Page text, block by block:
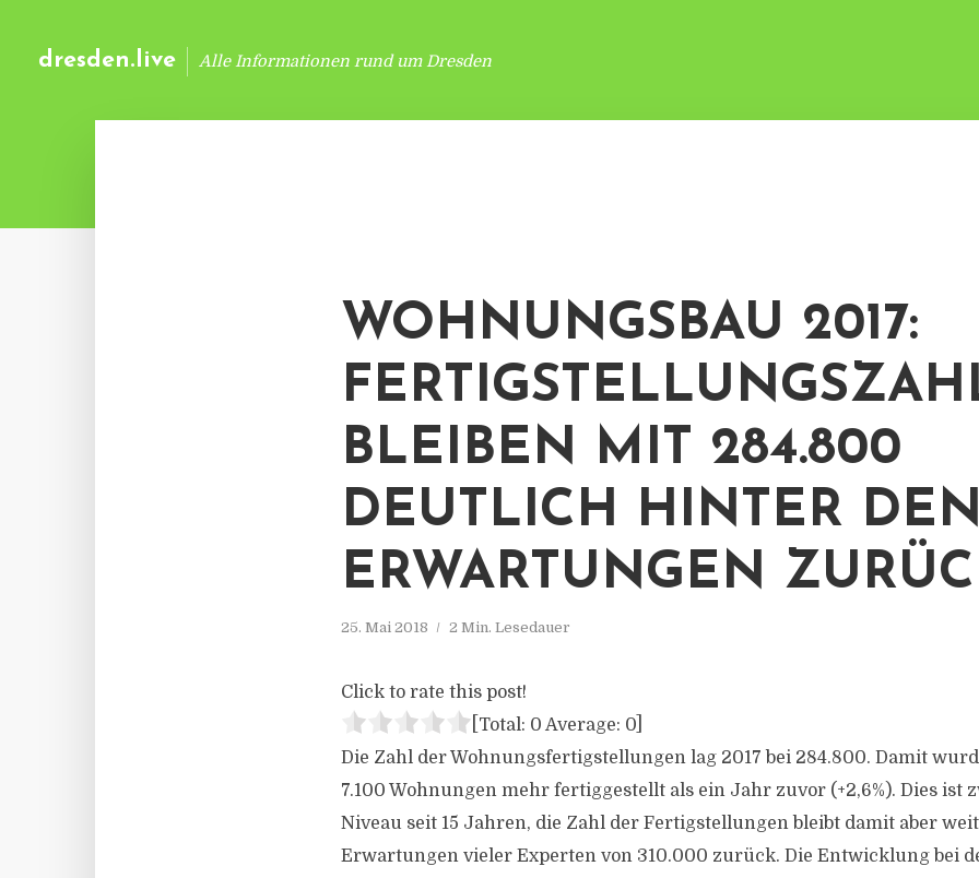
dresden.live Alle Informationen rund um Dresden
WOHNUNGSBAU 2017:
BLEIBEN MIT 284.800
DEUTLICH HINTER DEN
ERWARTUNGEN
25. Mai 2018 2 Min. Lesedauer
Click to rate this post!
[Total: 0 Average: 0
Die Zahl der Wohnungsfertigstellungen lag 2017 bei 284.800. Damit
7.100 Wohnungen mehr fertiggestellt als ein Jahr zuvor (+2,6%). Dies ist
Niveau seit 15 Jahren, die Zahl der Fertigstellungen bleibt damit aber
Erwartungen vieler Experten von 310.000 zurück. Die Entwicklung bei